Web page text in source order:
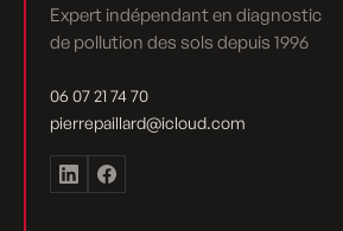
Expert indépendant en diagnostic
de pollution des sols depuis 1996
06 07 21 74 70
pierrepaillard@icloud.com